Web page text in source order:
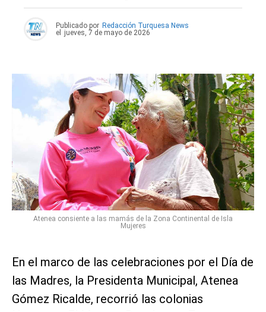
Publicado por Redacción Turquesa News
el
jueves, 7 de mayo de 2026
Atenea consiente a las mamás de la Zona Continental de Isla
Mujeres
En el marco de las celebraciones por el Día de
las Madres, la Presidenta Municipal, Atenea
Gómez Ricalde, recorrió las colonias